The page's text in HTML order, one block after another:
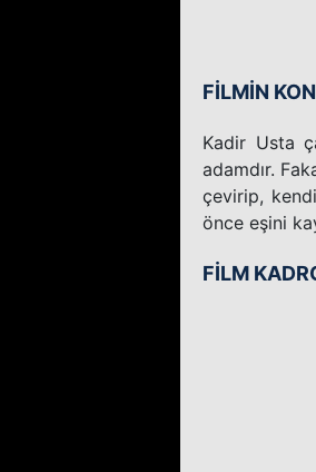
FİLMİN
Kadir Usta
adamdır.
çevirip,
önce eşini
FİLM